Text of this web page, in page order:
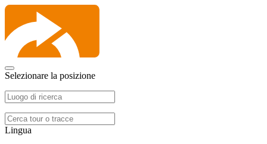
Selezionare la posizione
Lingua